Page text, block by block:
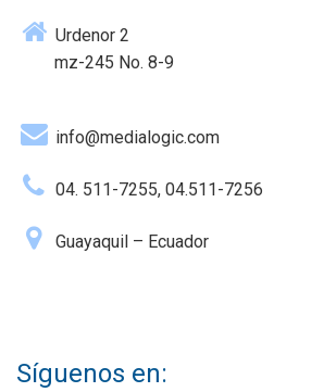
Urdenor 2
mz-245 No. 8-9
info@medialogic.com
04. 511-7255, 04.511-7256
Guayaquil – Ecuador
Síguenos en: